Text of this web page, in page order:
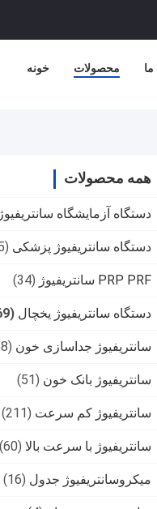
خونه محصولات ما
همه محصولات
دستگاه آزمایشگاه سانتریفیوژ
دستگاه سانتریفیوژ پزشکی (145)
PRP PRF سانتریفیوژ (34)
دستگاه سانتریفیوژ یخچال (69)
سانتریفیوژ جداسازی خون (68)
سانتریفیوژ بانک خون (51)
سانتریفیوژ کم سرعت (211)
سانتریفیوژ با سرعت بالا (60)
میکروسانتریفیوژ جدول (16)